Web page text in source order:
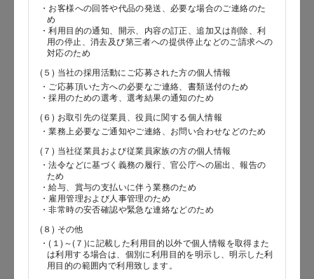
・お客様への回答や代品の発送、必要な場合のご連絡のた
め
・利用目的の通知、開示、内容の訂正、追加又は削除、利
用の停止、消去及び第三者への提供停止などのご請求への
対応のため
(５) 当社の採用活動にご応募された方の個人情報
・ご応募頂いた方への必要なご連絡、書類送付のため
・採用のための選考、選考結果の通知のため
(６) お取引先の従業員、役員に関する個人情報
・業務上必要なご通知やご連絡、お問い合わせなどのため
(７) 当社従業員および従業員家族の方の個人情報
・法令などに基づく義務の履行、官公庁への届出、報告の
ため
・給与、賞与の支払いに伴う業務のため
・雇用管理および人事管理のため
・非常時の安否確認や緊急な連絡などのため
(８) その他
・(１)～(７)に記載した利用目的以外で個人情報を取得また
は利用する場合は、個別に利用目的を明示し、明示した利
用目的の範囲内で利用致します。
郵便番号
都道府県
市区郡
番地以降